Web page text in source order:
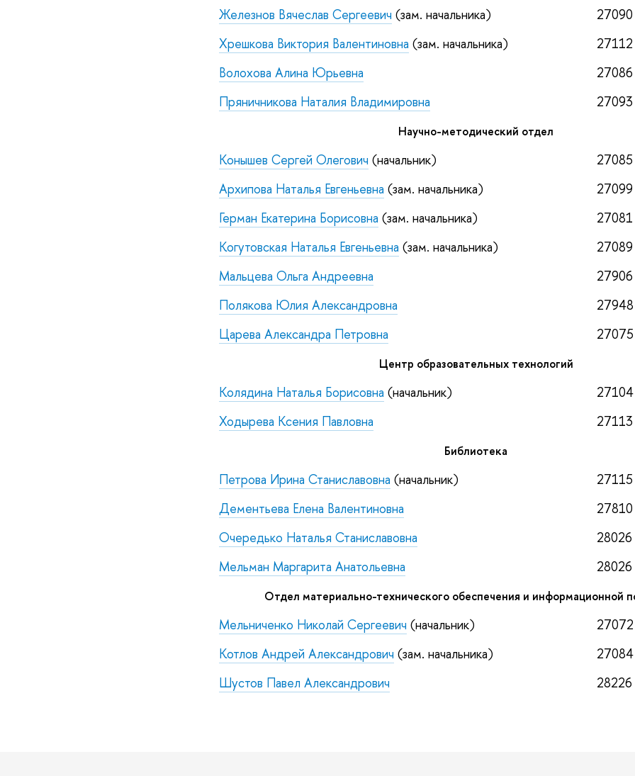
Железнов Вячеслав Сергеевич (зам. начальника)
27090
Хрешкова Виктория Валентиновна (зам. начальника)
27112
Волохова Алина Юрьевна
27086
Пряничникова Наталия Владимировна
27093
Научно-методический отдел
Конышев Сергей Олегович (начальник)
27085
Архипова Наталья Евгеньевна (зам. начальника)
27099
Герман Екатерина Борисовна (зам. начальника)
27081
Когутовская Наталья Евгеньевна (зам. начальника)
27089
Мальцева Ольга Андреевна
27906
Полякова Юлия Александровна
27948
Царева Александра Петровна
27075
Центр образовательных технологий
Колядина Наталья Борисовна (начальник)
27104
Ходырева Ксения Павловна
27113
Библиотека
Петрова Ирина Станиславовна (начальник)
27115
Дементьева Елена Валентиновна
27810
Очередько Наталья Станиславовна
28026
Мельман Маргарита Анатольевна
28026
Отдел материально-технического обеспечения и информационной
Мельниченко Николай Сергеевич (начальник)
27072
Котлов Андрей Александрович (зам. начальника)
27084
Шустов Павел Александрович
28226